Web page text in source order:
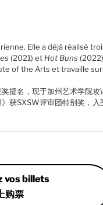
Elle a déjà réalisé
(2021) et Hot Buns
of the Arts et travaille
提名，现于加州艺术学院
获SXSW评审团特别奖，
vos billets
购票